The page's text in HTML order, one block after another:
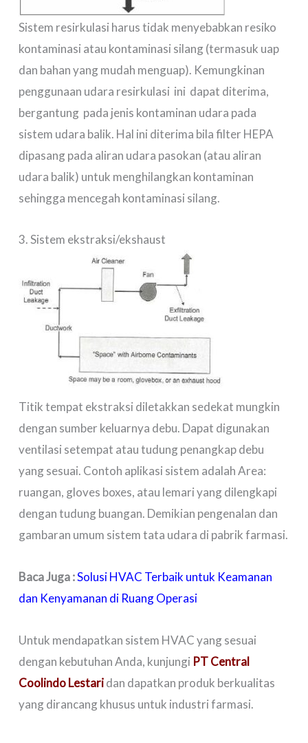
Sistem resirkulasi harus tidak menyebabkan resiko
kontaminasi atau kontaminasi silang (termasuk uap
dan bahan yang mudah menguap). Kemungkinan
penggunaan udara resirkulasi ini dapat diterima,
bergantung pada jenis kontaminan udara pada
sistem udara balik. Hal ini diterima bila filter HEPA
dipasang pada aliran udara pasokan (atau aliran
udara balik) untuk menghilangkan kontaminan
sehingga mencegah kontaminasi silang.
3. Sistem ekstraksi/ekshaust
Titik tempat ekstraksi diletakkan sedekat mungkin
dengan sumber keluarnya debu. Dapat digunakan
ventilasi setempat atau tudung penangkap debu
yang sesuai. Contoh aplikasi sistem adalah Area:
ruangan, gloves boxes, atau lemari yang dilengkapi
dengan tudung buangan. Demikian pengenalan dan
gambaran umum sistem tata udara di pabrik farmasi.
Baca Juga :Solusi HVAC Terbaik untuk Keamanan
dan Kenyamanan di Ruang Operasi
Untuk mendapatkan sistem HVAC yang sesuai
dengan kebutuhan Anda, kunjungi PT Central
Coolindo Lestaridan dapatkan produk berkualitas
yang dirancang khusus untuk industri farmasi.